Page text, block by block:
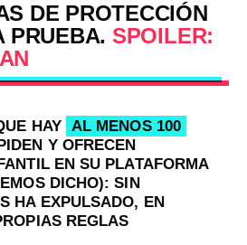
DE PROTECCIÓN
PRUEBA. SPOILER:
HAY AL MENOS 100
Y OFRECEN
EN SU PLATAFORMA
DICHO): SIN
HA EXPULSADO, EN
REGLAS